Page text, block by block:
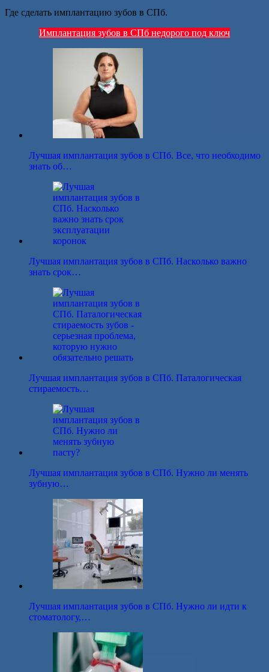
Где сделать имплантацию зубов в СПб.
Имплантация зубов в СПб недорого под ключ
Лучшая имплантация зубов в СПб. Все, что необходимо
знать об…
Лучшая имплантация зубов в СПб. Насколько важно
знать срок…
Лучшая имплантация зубов в СПб. Паталогическая
стираемость…
Лучшая имплантация зубов в СПб. Нужно ли менять
зубную…
Лучшая имплантация зубов в СПб. Нужно ли идти к
стоматологу,…